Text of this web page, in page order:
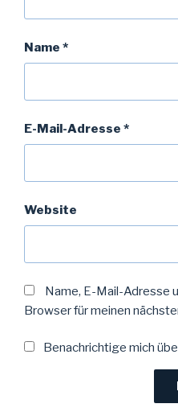
Name *
E-Mail-Adresse *
Website
Name, E-Mail-Adresse
Browser für meinen
Benachrichtige mich